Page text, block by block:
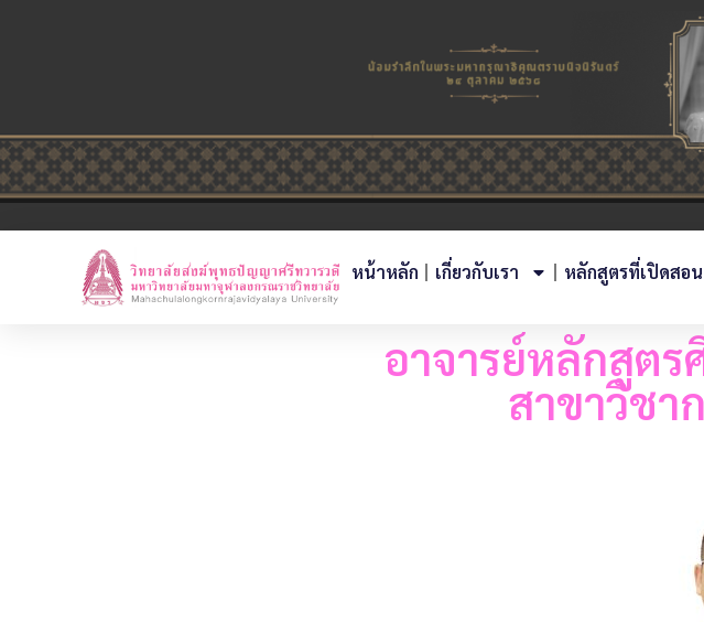
หน้าหลัก เกี่ยวกับเรา หลักสูตรที่เปิดสอน
อาจารย์หลักสูต
สาขาวิชา